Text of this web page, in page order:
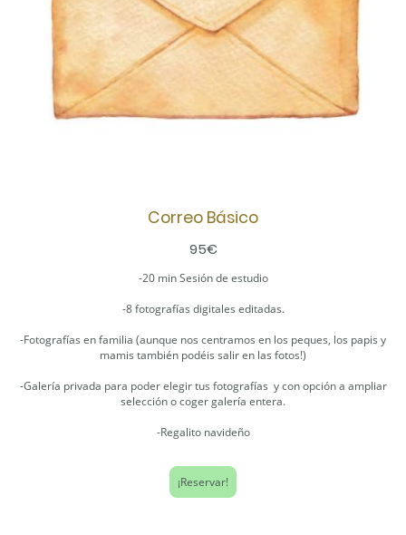
Correo Básico
95€
-20 min Sesión de estudio
-8 fotografías digitales editadas.
-Fotografías en familia (aunque nos centramos en los peques, los papis y
mamis también podéis salir en las fotos!)
-Galería privada para poder elegir tus fotografías y con opción a ampliar
selección o coger galería entera.
-Regalito navideño
¡Reservar!